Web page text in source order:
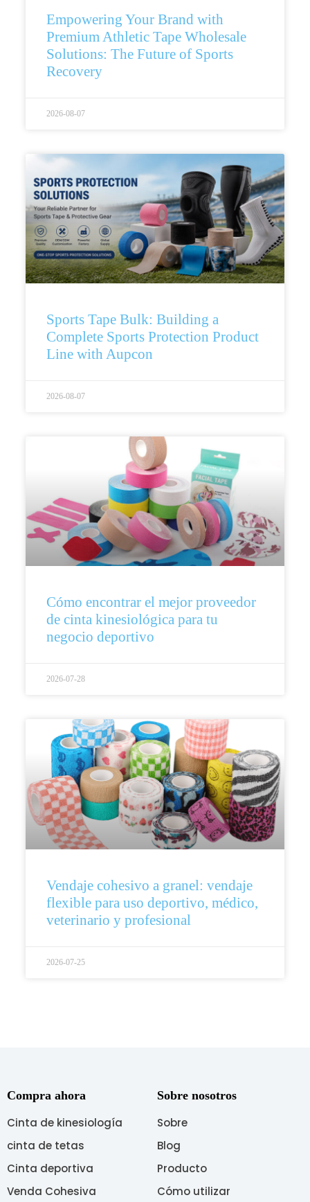
Empowering Your Brand with
Premium Athletic Tape Wholesale
Solutions: The Future of Sports
Recovery
2026-08-07
Sports Tape Bulk: Building a
Complete Sports Protection Product
Line with Aupcon
2026-08-07
Cómo encontrar el mejor proveedor
de cinta kinesiológica para tu
negocio deportivo
2026-07-28
Vendaje cohesivo a granel: vendaje
flexible para uso deportivo, médico,
veterinario y profesional
2026-07-25
Compra ahora
Cinta de kinesiología
cinta de tetas
Cinta deportiva
Venda Cohesiva
Sobre nosotros
Sobre
Blog
Producto
Cómo utilizar